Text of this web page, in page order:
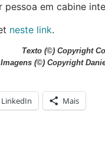
pessoa em cabine
neste link.
Texto (©) Copyright
Imagens (©) Copyright
LinkedIn Mais